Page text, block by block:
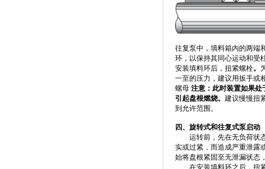
往复泵中，填料箱内的两端
环，以保持其同心运动和受
安装填料环后，扭紧螺栓。
一至的压力，建议用扳手或
螺母 注意：此时装置如果处
引起盘根燃烧。 建议慢慢扭
到允许范围。
四、旋转式和往复式泵启动
运转前，先在无负荷状态
实或过紧，而造成严重泄露
始将盘根紧固至无泄漏状态
在安装填料环之后，扭紧